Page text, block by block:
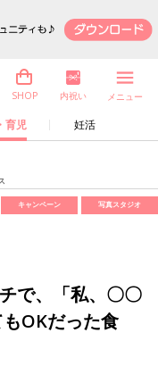
育児 妊活
SHOP 内祝い メニュー
キャンペーン 写真スタジオ
で、「私、〇〇
OKだった食